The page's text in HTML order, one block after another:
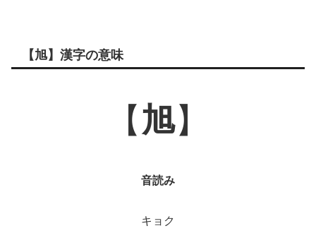
【旭】漢字の意味
【旭】
音読み
キョク